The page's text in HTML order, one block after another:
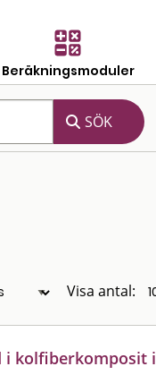
Beräkningsmoduler
Visa antal:
i kolfiberkomposit i